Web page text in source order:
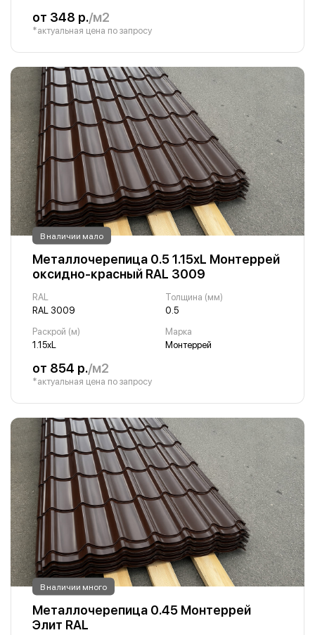
от 348 р./м2
*актуальная цена по запросу
В наличии мало
Металлочерепица 0.5 1.15хL Монтеррей
оксидно-красный RAL 3009
RAL
RAL 3009
Толщина (мм)
0.5
Раскрой (м)
1.15хL
Марка
Монтеррей
от 854 р./м2
*актуальная цена по запросу
В наличии много
Металлочерепица 0.45 Монтеррей
Элит RAL